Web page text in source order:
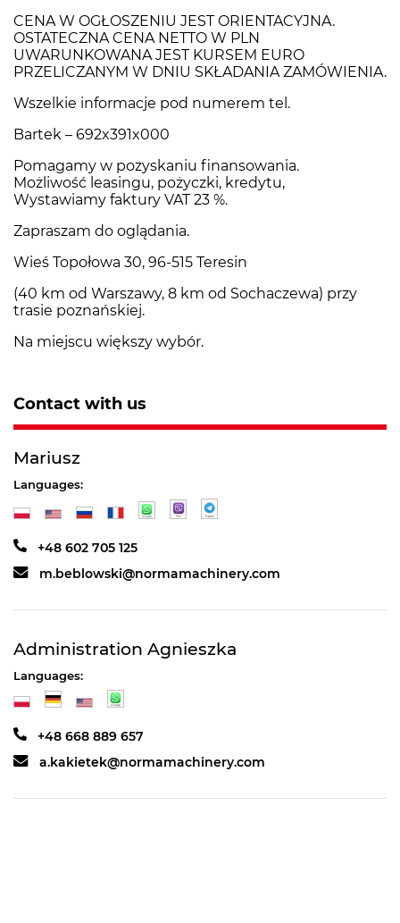
CENA W OGŁOSZENIU JEST ORIENTACYJNA.
OSTATECZNA CENA NETTO W PLN
UWARUNKOWANA JEST KURSEM EURO
PRZELICZANYM W DNIU SKŁADANIA ZAMÓWIENIA.
Wszelkie informacje pod numerem tel.
Bartek – 692x391x000
Pomagamy w pozyskaniu finansowania.
Możliwość leasingu, pożyczki, kredytu,
Wystawiamy faktury VAT 23 %.
Zapraszam do oglądania.
Wieś Topołowa 30, 96-515 Teresin
(40 km od Warszawy, 8 km od Sochaczewa) przy
trasie poznańskiej.
Na miejscu większy wybór.
Contact with us
Mariusz
Languages:
+48 602 705 125
m.beblowski@normamachinery.com
Administration Agnieszka
Languages:
+48 668 889 657
a.kakietek@normamachinery.com